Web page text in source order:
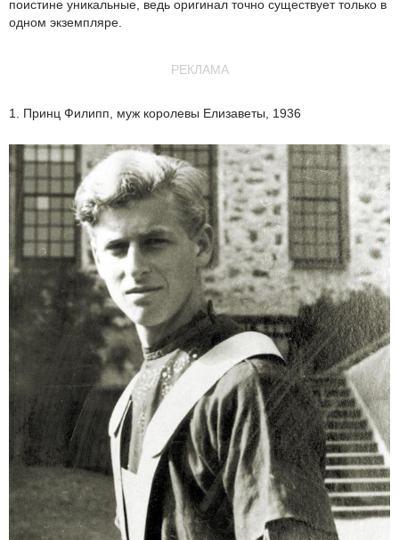
поистине уникальные, ведь оригинал точно существует только в
одном экземпляре.
РЕКЛАМА
1. Принц Филипп, муж королевы Елизаветы, 1936